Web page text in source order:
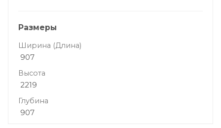
Размеры
Ширина (Длина)
907
Высота
2219
Глубина
907